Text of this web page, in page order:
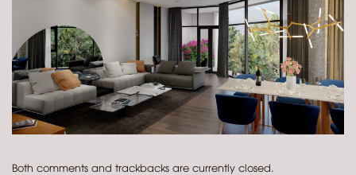
Both comments and trackbacks are currently closed.